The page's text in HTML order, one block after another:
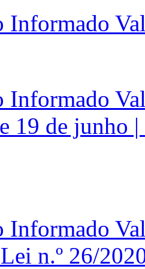
Informado
Informado
19 de junho
Informado
n.º 26/